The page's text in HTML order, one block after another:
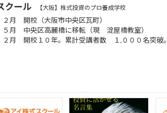
クール 【大阪】株式投資のプロ養成学校
月 開校（大阪市中央区瓦町）
月 中央区高麗橋に移転（現 淀屋橋教室）
月 開校１０年。累計受講者数 １,０００名突破。